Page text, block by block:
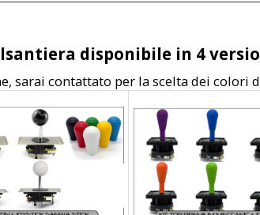
disponibile in 4
sarai contattato per la scelta dei colori